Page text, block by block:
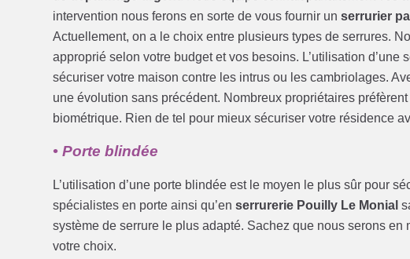
intervention nous ferons en sorte de vous fournir unserrurier
Actuellement, on a le choix entre plusieurs types de serrures.
approprié selon votre budget et vos besoins. L’utilisation
sécuriser votre maison contre les intrus ou les cambriolages.
une évolution sans précédent. Nombreux propriétaires
biométrique. Rien de tel pour mieux sécuriser votre résidence
• Porte blindée
L’utilisation d’une porte blindée est le moyen le plus sûr pour
spécialistes en porte ainsi qu’enserrurerie Pouilly Le Monial
système de serrure le plus adapté. Sachez que nous serons en
votre choix.